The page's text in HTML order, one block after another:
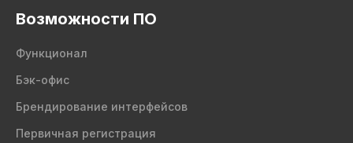
Возможности ПО
Функционал
Бэк-офис
Брендирование интерфейсов
Первичная регистрация